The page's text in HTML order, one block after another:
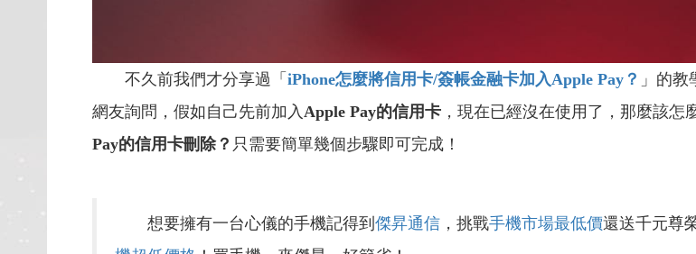
不久前我們才分享過「 iPhone怎麼將信用卡/簽帳金融卡加入Apple Pay ？ 」的
網友詢問，假如自己先前加入 Apple Pay的信用卡 ，現在已經沒在使用了，那麼該怎
Pay的信用卡刪除？ 只需要簡單幾個步驟即可完成！
想要擁有一台心儀的手機記得到 傑昇通信 ，挑戰手機市場最低價還送千元尊